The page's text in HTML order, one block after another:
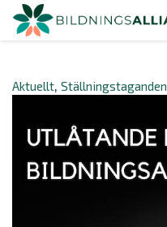
Aktuellt Ställningstaganden